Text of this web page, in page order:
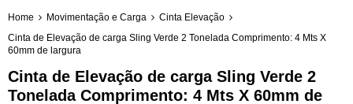
Home Movimentação e Carga
Cinta Elevação
Cinta de Elevação de carga Sling Verde 2 Tonelada Comprimento: 4 Mts X
60mm de largura
Cinta de Elevação de carga Sling Verde 2
Tonelada Comprimento: 4 Mts X 60mm de